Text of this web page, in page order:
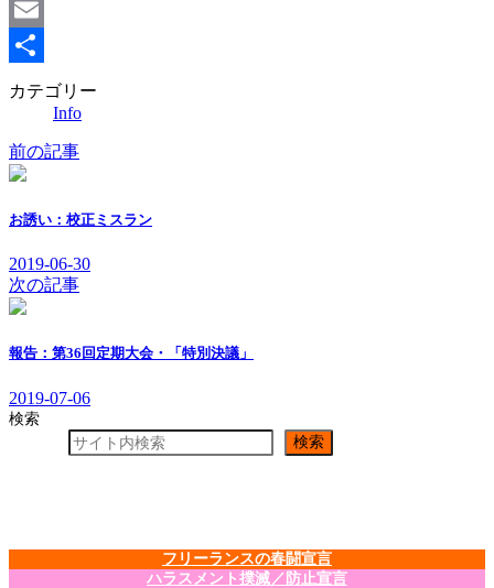
Line
Email
共
カテゴリー
Info
前の記事
お誘い：校正ミスラン
2019-06-30
次の記事
報告：第36回定期大会・「特別決議」
2019-07-06
検索
検索
フリーランスの春闘宣言
ハラスメント撲滅／防止宣言